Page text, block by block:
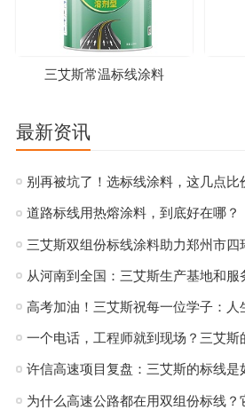
三艾斯常温标线涂料
最新资讯
道路标线用热熔涂料，到底好在哪？